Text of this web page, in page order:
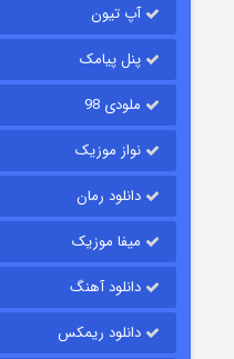
قسمت
آپ تیون
پنل پیامک
ملودی 98
نواز موزیک
دانلود رمان
میفا موزیک
دانلود آهنگ
دانلود ریمکس